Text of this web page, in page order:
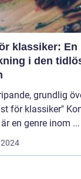
klassiker: En
i den
grundlig
klassiker" Konst för
en genre inom ...